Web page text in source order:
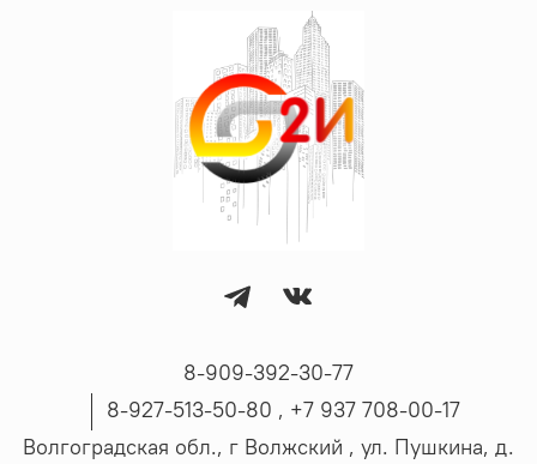
8-909-392-30-77
8-927-513-50-80 , ‪+7 937 708-00-17
Волгоградская обл., г Волжский , ул. Пушкина, д.